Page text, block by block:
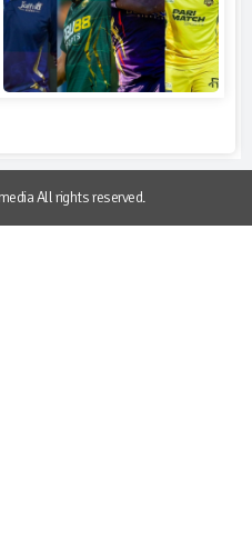
All rights reserved.